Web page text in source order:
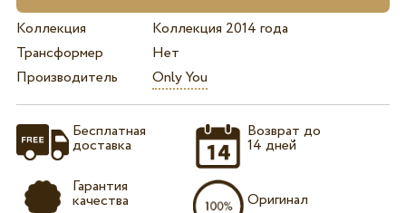
Коллекция
Коллекция 2014 года
Трансформер
Нет
Производитель
Only You
Бесплатная
доставка
Гарантия
качества
Возврат до
14 дней
Оригинал